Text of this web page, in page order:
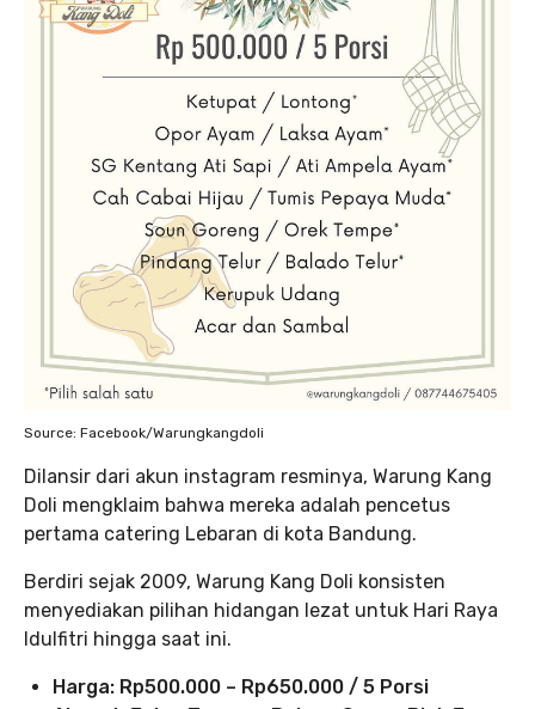
Source: Facebook/Warungkangdoli
Dilansir dari akun instagram resminya, Warung Kang
Doli mengklaim bahwa mereka adalah pencetus
pertama catering Lebaran di kota Bandung.
Berdiri sejak 2009, Warung Kang Doli konsisten
menyediakan pilihan hidangan lezat untuk Hari Raya
Idulfitri hingga saat ini.
Harga: Rp500.000 – Rp650.000 / 5 Porsi